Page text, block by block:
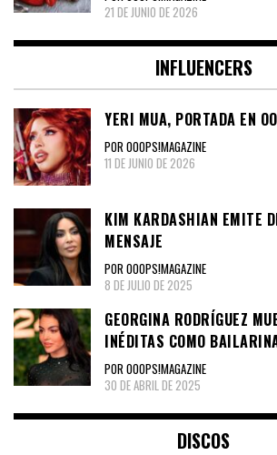
21 DE JUNIO DE 2026
INFLUENCERS
YERI MUA, PORTADA EN
POR OOOPS!MAGAZINE
11 DE JUNIO DE 2026
KIM KARDASHIAN EMITE
MENSAJE
POR OOOPS!MAGAZINE
8 DE JULIO DE 2025
GEORGINA RODRÍGUEZ
INÉDITAS COMO
POR OOOPS!MAGAZINE
30 DE ABRIL DE 2025
DISCOS